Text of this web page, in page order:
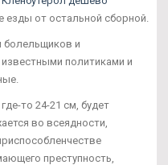
езды от остальной сборной.
болельщиков и
политиками и
то 24-21 см, будет
во всеядности,
преступность,